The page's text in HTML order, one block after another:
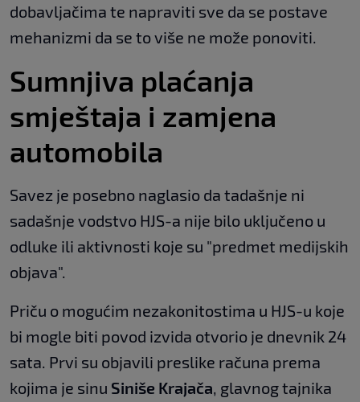
dobavljačima te napraviti sve da se postave
mehanizmi da se to više ne može ponoviti.
Sumnjiva plaćanja
smještaja i zamjena
automobila
Savez je posebno naglasio da tadašnje ni
sadašnje vodstvo HJS-a nije bilo uključeno u
odluke ili aktivnosti koje su "predmet medijskih
objava".
Priču o mogućim nezakonitostima u HJS-u koje
bi mogle biti povod izvida otvorio je dnevnik 24
sata. Prvi su objavili preslike računa prema
kojima je sinu Siniše Krajača , glavnog tajnika